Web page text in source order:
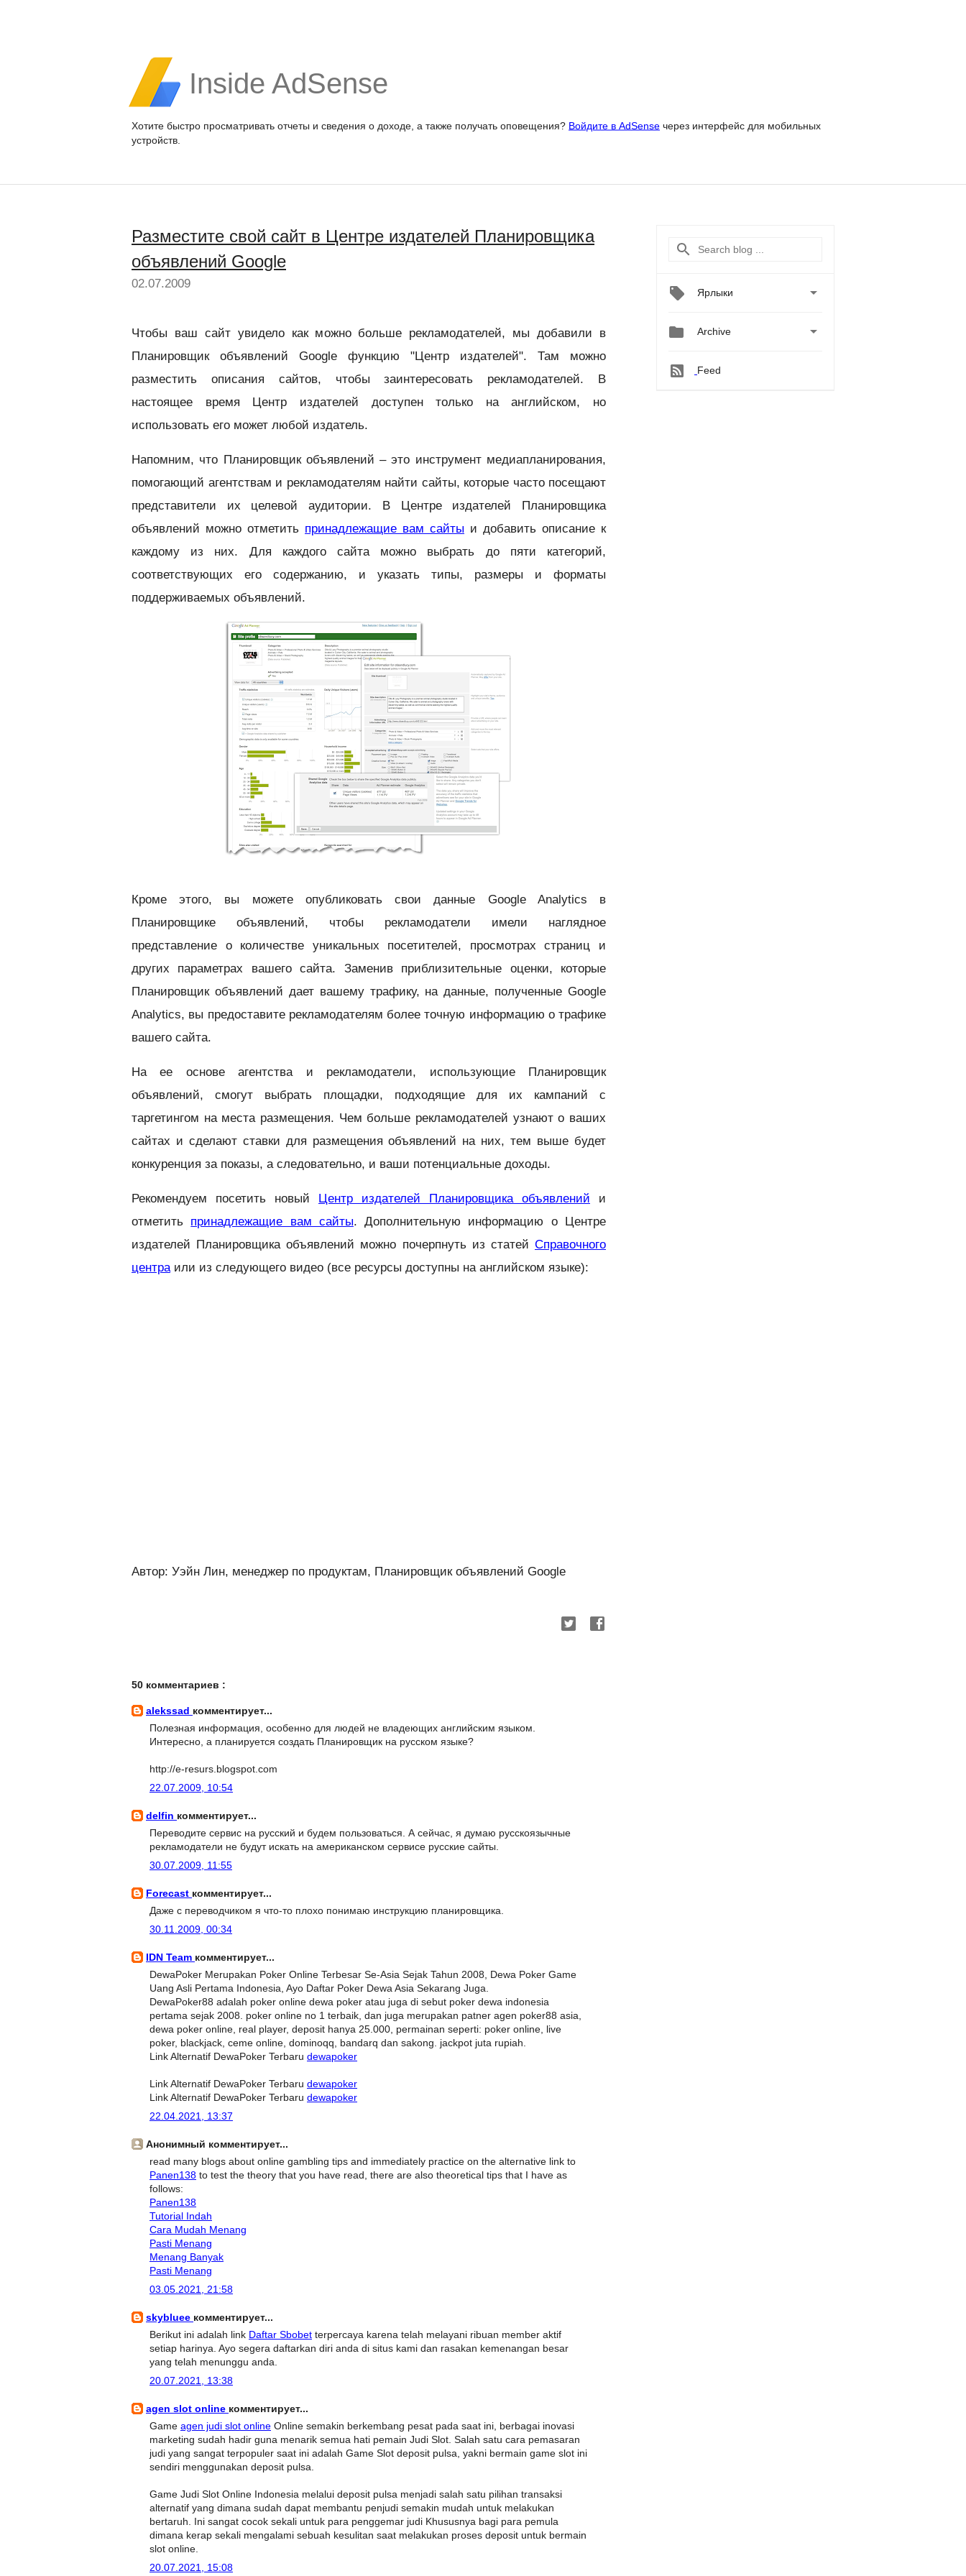
Inside AdSense
Хотите быстро просматривать отчеты и сведения о доходе, а также получать оповещения? Войдите в AdSense через интерфейс для мобильных
устройств.
Разместите свой сайт в Центре издателей Планировщика
объявлений Google
02.07.2009
Чтобы ваш сайт увидело как можно больше рекламодателей, мы добавили в
Планировщик объявлений Google функцию "Центр издателей". Там можно
разместить описания сайтов, чтобы заинтересовать рекламодателей. В
настоящее время Центр издателей доступен только на английском, но
использовать его может любой издатель.
Напомним, что Планировщик объявлений – это инструмент медиапланирования,
помогающий агентствам и рекламодателям найти сайты, которые часто посещают
представители их целевой аудитории. В Центре издателей Планировщика
объявлений можно отметить принадлежащие вам сайты и добавить описание к
каждому из них. Для каждого сайта можно выбрать до пяти категорий,
соответствующих его содержанию, и указать типы, размеры и форматы
поддерживаемых объявлений.
Кроме этого, вы можете опубликовать свои данные Google Analytics в
Планировщике объявлений, чтобы рекламодатели имели наглядное
представление о количестве уникальных посетителей, просмотрах страниц и
других параметрах вашего сайта. Заменив приблизительные оценки, которые
Планировщик объявлений дает вашему трафику, на данные, полученные Google
Analytics, вы предоставите рекламодателям более точную информацию о трафике
вашего сайта.
На ее основе агентства и рекламодатели, использующие Планировщик
объявлений, смогут выбрать площадки, подходящие для их кампаний с
таргетингом на места размещения. Чем больше рекламодателей узнают о ваших
сайтах и сделают ставки для размещения объявлений на них, тем выше будет
конкуренция за показы, а следовательно, и ваши потенциальные доходы.
Рекомендуем посетить новый Центр издателей Планировщика объявлений и
отметить принадлежащие вам сайты. Дополнительную информацию о Центре
издателей Планировщика объявлений можно почерпнуть из статей Справочного
центраили из следующего видео (все ресурсы доступны на английском языке):
Автор: Уэйн Лин, менеджер по продуктам, Планировщик объявлений Google
50 комментариев :
alekssad комментирует...
Полезная информация, особенно для людей не владеющих английским языком.
Интересно, а планируется создать Планировщик на русском языке?
http://e-resurs.blogspot.com
22.07.2009, 10:54
delfin комментирует...
Переводите сервис на русский и будем пользоваться. А сейчас, я думаю русскоязычные
рекламодатели не будут искать на американском сервисе русские сайты.
30.07.2009, 11:55
Forecast комментирует...
Даже с переводчиком я что-то плохо понимаю инструкцию планировщика.
30.11.2009, 00:34
IDN Team комментирует...
DewaPoker Merupakan Poker Online Terbesar Se-Asia Sejak Tahun 2008, Dewa Poker Game
Uang Asli Pertama Indonesia, Ayo Daftar Poker Dewa Asia Sekarang Juga.
DewaPoker88 adalah poker online dewa poker atau juga di sebut poker dewa indonesia
pertama sejak 2008. poker online no 1 terbaik, dan juga merupakan patner agen poker88 asia,
dewa poker online, real player, deposit hanya 25.000, permainan seperti: poker online, live
poker, blackjack, ceme online, dominoqq, bandarq dan sakong. jackpot juta rupiah.
Link Alternatif DewaPoker Terbaru dewapoker
Link Alternatif DewaPoker Terbaru dewapoker
Link Alternatif DewaPoker Terbaru dewapoker
22.04.2021, 13:37
Анонимный комментирует...
read many blogs about online gambling tips and immediately practice on the alternative link to
Panen138 to test the theory that you have read, there are also theoretical tips that I have as
follows:
Panen138
Tutorial Indah
Cara Mudah Menang
Pasti Menang
Menang Banyak
Pasti Menang
03.05.2021, 21:58
skybluee комментирует...
Berikut ini adalah link Daftar Sbobet terpercaya karena telah melayani ribuan member aktif
setiap harinya. Ayo segera daftarkan diri anda di situs kami dan rasakan kemenangan besar
yang telah menunggu anda.
20.07.2021, 13:38
agen slot online комментирует...
Game agen judi slot online Online semakin berkembang pesat pada saat ini, berbagai inovasi
marketing sudah hadir guna menarik semua hati pemain Judi Slot. Salah satu cara pemasaran
judi yang sangat terpopuler saat ini adalah Game Slot deposit pulsa, yakni bermain game slot ini
sendiri menggunakan deposit pulsa.
Game Judi Slot Online Indonesia melalui deposit pulsa menjadi salah satu pilihan transaksi
alternatif yang dimana sudah dapat membantu penjudi semakin mudah untuk melakukan
bertaruh. Ini sangat cocok sekali untuk para penggemar judi Khususnya bagi para pemula
dimana kerap sekali mengalami sebuah kesulitan saat melakukan proses deposit untuk bermain
slot online.
20.07.2021, 15:08
Ярлыки 
 Archive 
Feed